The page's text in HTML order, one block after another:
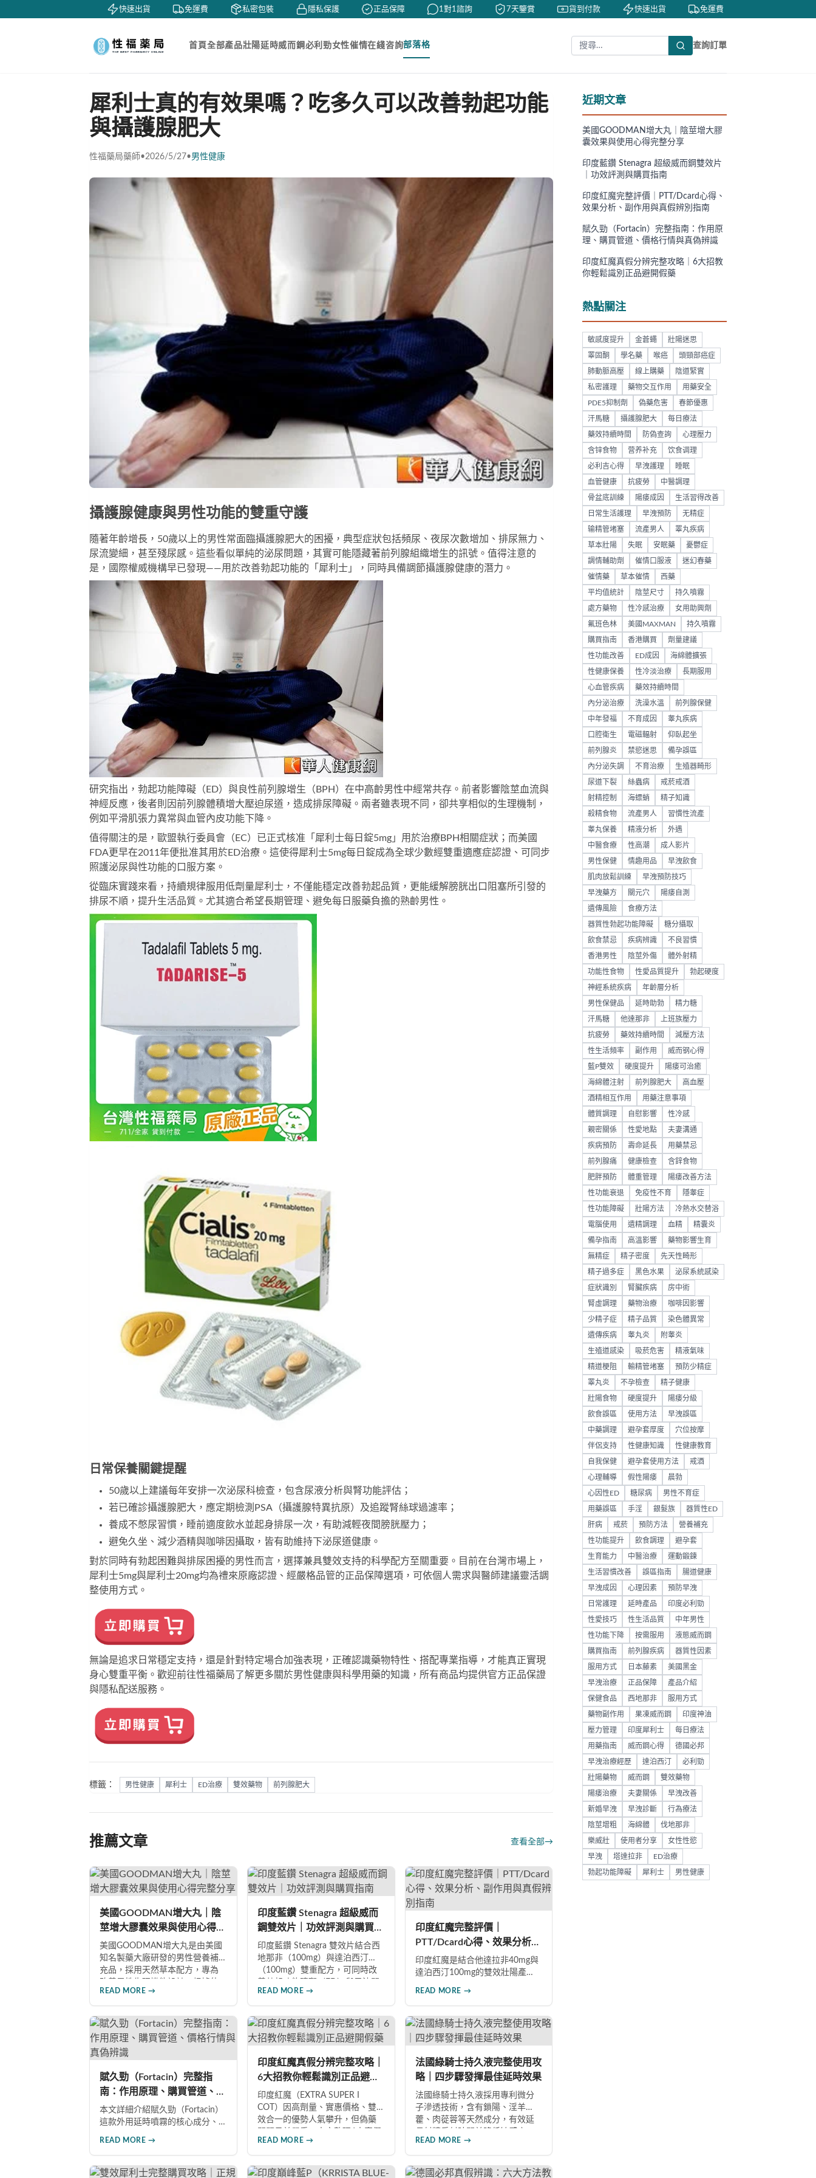
快速出貨 免運費 私密包裝 隱私保護 正品保障 1對1諮詢 7天鑒賞 貨到付款 快速出貨 免運費
首頁全部產品壯陽延時威而鋼必利勁女性催情在綫咨詢部落格 查詢訂單
犀利士真的有效果嗎？吃多久可以改善勃起功能
與攝護腺肥大
性福藥局藥師•2026/5/27•男性健康
攝護腺健康與男性功能的雙重守護
隨著年齡增長，50歲以上的男性常面臨攝護腺肥大的困擾，典型症狀包括頻尿、夜尿次數增加、排尿無力、
尿流變細，甚至殘尿感。這些看似單純的泌尿問題，其實可能隱藏著前列腺組織增生的訊號。值得注意的
是，國際權威機構早已發現——用於改善勃起功能的「犀利士」，同時具備調節攝護腺健康的潛力。
研究指出，勃起功能障礙（ED）與良性前列腺增生（BPH）在中高齡男性中經常共存。前者影響陰莖血流與
神經反應，後者則因前列腺體積增大壓迫尿道，造成排尿障礙。兩者雖表現不同，卻共享相似的生理機制，
例如平滑肌張力異常與血管內皮功能下降。
值得關注的是，歐盟執行委員會（EC）已正式核准「犀利士每日錠5mg」用於治療BPH相關症狀；而美國
FDA更早在2011年便批准其用於ED治療。這使得犀利士5mg每日錠成為全球少數經雙重適應症認證、可同步
照護泌尿與性功能的口服方案。
從臨床實踐來看，持續規律服用低劑量犀利士，不僅能穩定改善勃起品質，更能緩解膀胱出口阻塞所引發的
排尿不順，提升生活品質。尤其適合希望長期管理、避免每日服藥負擔的熟齡男性。
日常保養關鍵提醒
50歲以上建議每年安排一次泌尿科檢查，包含尿液分析與腎功能評估；
若已確診攝護腺肥大，應定期檢測PSA（攝護腺特異抗原）及追蹤腎絲球過濾率；
養成不憋尿習慣，睡前適度飲水並起身排尿一次，有助減輕夜間膀胱壓力；
避免久坐、減少酒精與咖啡因攝取，皆有助維持下泌尿道健康。
對於同時有勃起困難與排尿困擾的男性而言，選擇兼具雙效支持的科學配方至關重要。目前在台灣市場上，
犀利士5mg與犀利士20mg均為禮來原廠認證、經嚴格品管的正品保障選項，可依個人需求與醫師建議靈活調
整使用方式。
無論是追求日常穩定支持，還是針對特定場合加強表現，正確認識藥物特性、搭配專業指導，才能真正實現
身心雙重平衡。歡迎前往性福藥局 了解更多關於男性健康與科學用藥的知識，所有商品均提供官方正品保證
與隱私配送服務。
標籤： 男性健康 犀利士 ED治療 雙效藥物 前列腺肥大
推薦文章 查看全部→
美國GOODMAN增大丸｜陰
莖增大膠囊效果與使用心得完
整分享
美國GOODMAN增大丸是由美國
知名製藥大廠研發的男性營養補
充品，採用天然草本配方，專為
用者回饋，平均可增加陰莖長度2-
5公分，圍度提升25%-30%，同時
改善陽痿、早洩等性功能障礙。
每日1-2粒，90天完整療程即可達
到理想效果並建立長期保健基
礎。
READ MORE →
印度藍鑽 Stenagra 超級威而
鋼雙效片｜功效評測與購買指
南
印度藍鑽 Stenagra 雙效片結合西
地那非（100mg）與達泊西汀
（100mg）雙重配方，可同時改
題（PE）。根據使用者回饋，服
藥後約30分鐘即可感受效果，藥
效持續8至12小時，無論是硬度還
是持久度都有明顯提升。Dcard、
PTT 網友實測分享，正面評價佔
多數，是CP值極高的男性保健品
選擇。
READ MORE →
印度紅魔完整評價｜
PTT/Dcard心得、效果分析、
副作用與真假辨別指南
印度紅魔是結合他達拉非40mg與
達泊西汀100mg的雙效壯陽產
一。90%使用者給予正面評價，常
見副作用為輕微頭痛（7%）。本
文整理超過120則網友心得，幫助
你了解真實效果、識別假貨與選
擇正規購買管道。
READ MORE →
賦久勁（Fortacin）完整指
南：作用原理、購買管道、價
格行情與真偽辨識
本文詳細介紹賦久勁（Fortacin）
這款外用延時噴霧的核心成分、
安心使用。
READ MORE →
印度紅魔真假分辨完整攻略｜
6大招教你輕鬆識別正品避開
假藥
印度紅魔（EXTRA SUPER I
COT）因高劑量、實惠價格、雙
效合一的優勢人氣攀升，但偽藥
分辨要點，從外包裝、防偽標
籤、藥錠特徵、購買管道到價格
分析，協助消費者輕鬆識別正
READ MORE →
法國綠騎士持久液完整使用攻
略｜四步驟發揮最佳延時效果
法國綠騎士持久液採用專利微分
子滲透技術，含有鎖陽、淫羊
藿、肉蓯蓉等天然成分，有效延
本文提供完整四步驟使用指南，
從劑量控制到按摩吸收手法，協
助使用者找到最適合個人體質的
READ MORE →
近期文章
美國GOODMAN增大丸｜陰莖增大膠
囊效果與使用心得完整分享
印度藍鑽 Stenagra 超級威而鋼雙效片
｜功效評測與購買指南
印度紅魔完整評價｜PTT/Dcard心得、
效果分析、副作用與真假辨別指南
賦久勁（Fortacin）完整指南：作用原
理、購買管道、價格行情與真偽辨識
印度紅魔真假分辨完整攻略｜6大招教
你輕鬆識別正品避開假藥
熱點關注
敏感度提升 金蒼蠅 壯陽迷思
睪固酮 學名藥 喉癌 頭頸部癌症
肺動脈高壓 線上購藥 陰道緊實
私密護理 藥物交互作用 用藥安全
PDE5抑制劑 偽藥危害 春節優惠
汗馬糖 攝護腺肥大 每日療法
藥效持續時間 防偽查詢 心理壓力
含锌食物 营养补充 饮食调理
必利吉心得 早洩護理 睡眠
血管健康 抗疲勞 中醫調理
骨盆底訓練 陽痿成因 生活習得改善
日常生活護理 早洩預防 无精症
输精管堵塞 流產男人 睪丸疾病
草本壯陽 失眠 安眠藥 憂鬱症
調情輔助劑 催情口服液 迷幻春藥
催情藥 草本催情 西藥
平均值統計 陰莖尺寸 持久噴霧
處方藥物 性冷感治療 女用助興劑
氟班色林 美國MAXMAN 持久噴霧
購買指南 香港購買 劑量建議
性功能改善 ED成因 海綿體擴張
性健康保養 性冷淡治療 長期服用
心血管疾病 藥效持續時間
內分泌治療 洗澡水溫 前列腺保健
中年發福 不育成因 睾丸疾病
口腔衛生 電磁輻射 仰臥起坐
前列腺炎 禁慾迷思 備孕誤區
內分泌失調 不育治療 生殖器畸形
尿道下裂 絲蟲病 戒菸戒酒
射精控制 海螵蛸 精子知識
殺精食物 流產男人 習慣性流產
睾丸保養 精液分析 外遇
中醫食療 性高潮 成人影片
男性保健 情趣用品 早洩飲食
肌肉放鬆訓練 早洩預防技巧
早洩藥方 關元穴 陽痿自測
遺傳風險 食療方法
器質性勃起功能障礙 糖分攝取
飲食禁忌 疾病辨識 不良習慣
香港男性 陰莖外傷 體外射精
功能性食物 性愛品質提升 勃起硬度
神經系統疾病 年齡層分析
男性保健品 延時助勃 精力糖
汗馬糖 他達那非 上班族壓力
抗疲勞 藥效持續時間 減壓方法
性生活頻率 副作用 威而钢心得
藍P雙效 硬度提升 陽痿可治癒
海綿體注射 前列腺肥大 高血壓
酒精相互作用 用藥注意事項
體質調理 自慰影響 性冷感
親密關係 性愛地點 夫妻溝通
疾病預防 壽命延長 用藥禁忌
前列腺痛 健康檢查 含鋅食物
肥胖預防 體重管理 陽痿改善方法
性功能衰退 免疫性不育 隱睾症
性功能障礙 壯陽方法 冷熱水交替浴
電腦使用 遺精調理 血精 精囊炎
備孕指南 高溫影響 藥物影響生育
無精症 精子密度 先天性畸形
精子過多症 黑色水果 泌尿系統感染
症狀識別 腎臟疾病 房中術
腎虛調理 藥物治療 咖啡因影響
少精子症 精子品質 染色體異常
遺傳疾病 睾丸炎 附睾炎
生殖道感染 吸菸危害 精液氣味
精道梗阻 輸精管堵塞 預防少精症
睪丸炎 不孕檢查 精子健康
壯陽食物 硬度提升 陽痿分級
飲食誤區 使用方法 早洩誤區
中藥調理 避孕套厚度 穴位按摩
伴侶支持 性健康知識 性健康教育
自我保健 避孕套使用方法 戒酒
心理輔導 假性陽痿 晨勃
心因性ED 糖尿病 男性不育症
用藥誤區 手淫 銀髮族 器質性ED
肝病 戒菸 預防方法 營養補充
性功能提升 飲食調理 避孕套
生育能力 中醫治療 運動鍛鍊
生活習慣改善 誤區指南 腸道健康
早洩成因 心理因素 預防早洩
日常護理 延時產品 印度必利勁
性愛技巧 性生活品質 中年男性
性功能下降 按需服用 液態威而鋼
購買指南 前列腺疾病 器質性因素
服用方式 日本藤素 美國黑金
早洩治療 正品保障 產品介紹
保健食品 西地那非 服用方式
藥物副作用 果凍威而鋼 印度神油
壓力管理 印度犀利士 每日療法
用藥指南 威而鋼心得 德國必邦
早洩治療經歷 達泊西汀 必利勁
壯陽藥物 威而鋼 雙效藥物
陽痿治療 夫妻關係 早洩改善
新婚早洩 早洩診斷 行為療法
陰莖增粗 海綿體 伐地那非
樂威壯 使用者分享 女性性慾
早洩 塔達拉非 ED治療
勃起功能障礙 犀利士 男性健康